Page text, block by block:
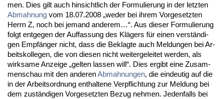
men. Dies gilt auch hin­sicht­lich der For­mu­lie­rung in der letz­ten
Ab­mah­nung vom 18.07.2008 „we­der bei ih­rem Vor­ge­setz­ten
Herrn Z, noch bei je­mand an­de­rem…“. Aus die­ser For­mu­lie­rung
folgt ent­ge­gen der Auf­fas­sung des Klägers für ei­nen verständi­
gen Empfänger nicht, dass die Be­klag­te auch Mel­dun­gen bei Ar­
beits­kol­le­gen, die von die­sen nicht wei­ter­ge­lei­tet wer­den, als
wirk­sa­me An­zei­ge „gel­ten las­sen will“. Dies er­gibt ei­ne Zu­sam­
men­schau mit den an­de­renAb­mah­nun­gen, die ein­deu­tig auf die
in der Ar­beits­ord­nung ent­hal­te­ne Ver­pflich­tung zur Mel­dung bei
dem zuständi­gen Vor­ge­setz­ten Be­zug neh­men. Je­den­falls bei